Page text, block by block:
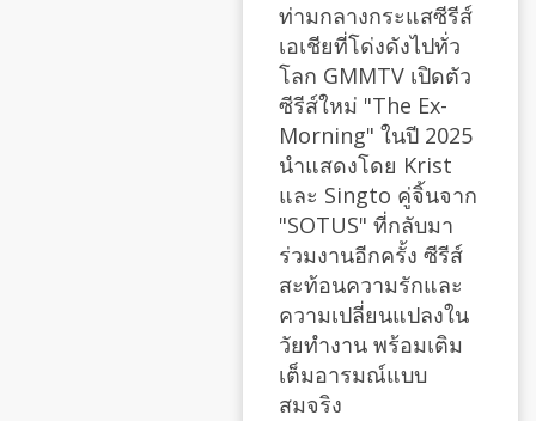
ท่ามกลางกระแสซีรีส์
เอเชียที่โด่งดังไปทั่ว
โลก GMMTV เปิดตัว
ซีรีส์ใหม่ "The Ex-
Morning" ในปี 2025
นำแสดงโดย Krist
และ Singto คู่จิ้นจาก
"SOTUS" ที่กลับมา
ร่วมงานอีกครั้ง ซีรีส์
สะท้อนความรักและ
ความเปลี่ยนแปลงใน
วัยทำงาน พร้อมเติม
เต็มอารมณ์แบบ
สมจริง